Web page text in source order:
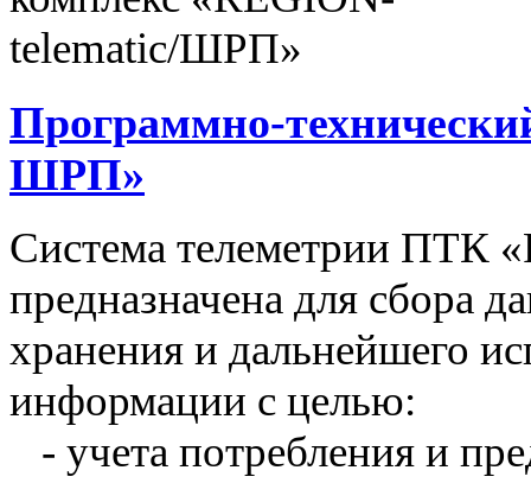
Программно-
ШРП»
Система телеметрии ПТК
предназначена для сбора
хранения и дальнейшего
информации с целью:
- учета потребления и